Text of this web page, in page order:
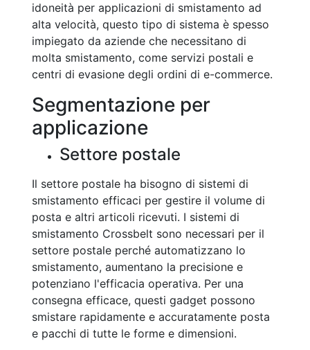
idoneità per applicazioni di smistamento ad
alta velocità, questo tipo di sistema è spesso
impiegato da aziende che necessitano di
molta smistamento, come servizi postali e
centri di evasione degli ordini di e-commerce.
Segmentazione per
applicazione
Settore postale
Il settore postale ha bisogno di sistemi di
smistamento efficaci per gestire il volume di
posta e altri articoli ricevuti. I sistemi di
smistamento Crossbelt sono necessari per il
settore postale perché automatizzano lo
smistamento, aumentano la precisione e
potenziano l'efficacia operativa. Per una
consegna efficace, questi gadget possono
smistare rapidamente e accuratamente posta
e pacchi di tutte le forme e dimensioni.